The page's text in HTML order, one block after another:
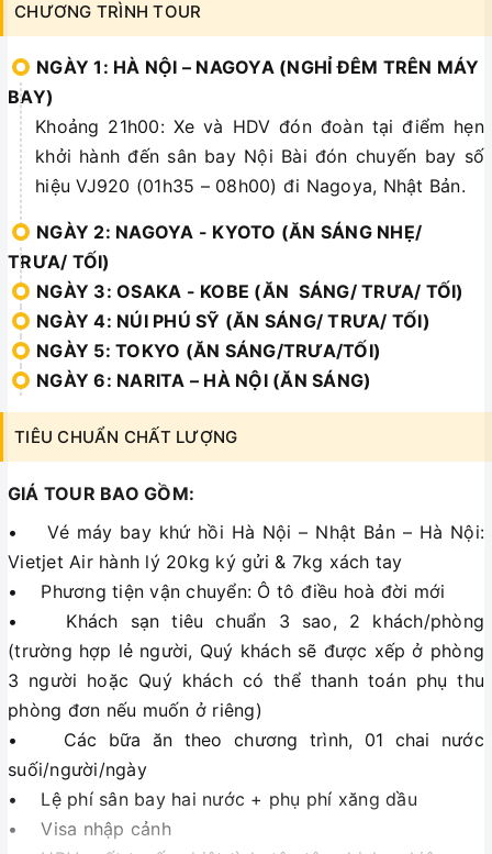
CHƯƠNG TRÌNH TOUR
NGÀY 1: HÀ NỘI – NAGOYA (NGHỈ ĐÊM TRÊN MÁY
BAY)
Khoảng 21h00: Xe và HDV đón đoàn tại điểm hẹn
khởi hành đến sân bay Nội Bài đón chuyến bay số
hiệu VJ920 (01h35 – 08h00) đi Nagoya, Nhật Bản.
NGÀY 2: NAGOYA - KYOTO (ĂN SÁNG NHẸ/
TRƯA/ TỐI)
NGÀY 3: OSAKA - KOBE (ĂN SÁNG/ TRƯA/ TỐI)
NGÀY 4: NÚI PHÚ SỸ (ĂN SÁNG/ TRƯA/ TỐI)
NGÀY 5: TOKYO (ĂN SÁNG/TRƯA/TỐI)
NGÀY 6: NARITA – HÀ NỘI (ĂN SÁNG)
TIÊU CHUẨN CHẤT LƯỢNG
GIÁ TOUR BAO GỒM:
• Vé máy bay khứ hồi Hà Nội – Nhật Bản – Hà Nội:
Vietjet Air hành lý 20kg ký gửi & 7kg xách tay
• Phương tiện vận chuyển: Ô tô điều hoà đời mới
• Khách sạn tiêu chuẩn 3 sao, 2 khách/phòng
(trường hợp lẻ người, Quý khách sẽ được xếp ở phòng
3 người hoặc Quý khách có thể thanh toán phụ thu
phòng đơn nếu muốn ở riêng)
• Các bữa ăn theo chương trình, 01 chai nước
suối/người/ngày
• Lệ phí sân bay hai nước + phụ phí xăng dầu
• Visa nhập cảnh